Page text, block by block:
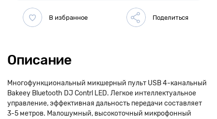
Описание
Многофункциональный микшерный пульт USB 4-канальный
Bakeey Bluetooth DJ Contrl LED. Легкое интеллектуальное
управление, эффективная дальность передачи составляет
3-5 метров. Малошумный, высокоточный микрофонный